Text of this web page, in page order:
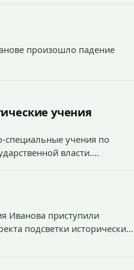
произошло падение
учения
специальные учения по
власти.
Иванова приступили
подсветки исторических